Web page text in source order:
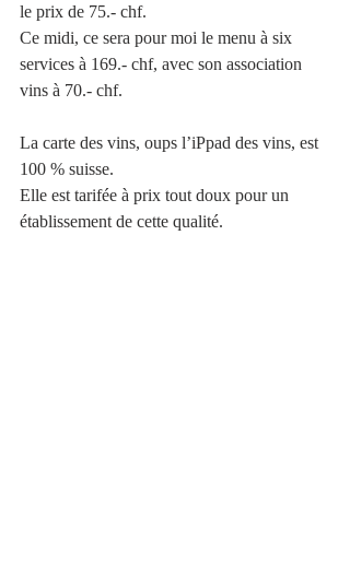
le prix de 75.- chf.
Ce midi, ce sera pour moi le menu à six
services à 169.- chf, avec son association
vins à 70.- chf.
La carte des vins, oups l’iPpad des vins, est
100 % suisse.
Elle est tarifée à prix tout doux pour un
établissement de cette qualité.